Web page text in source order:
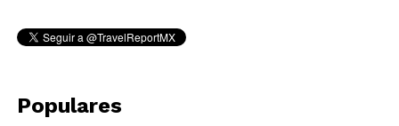
Populares